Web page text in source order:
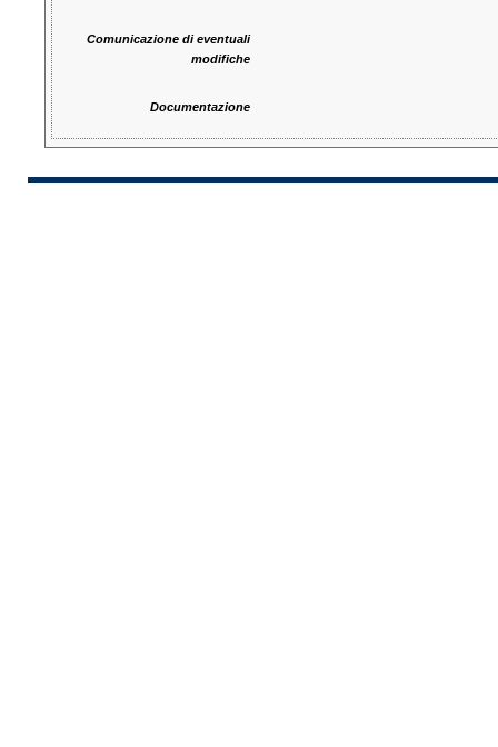
Comunicazione di eventuali
modifiche
Documentazione